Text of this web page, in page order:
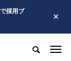
採用ブ